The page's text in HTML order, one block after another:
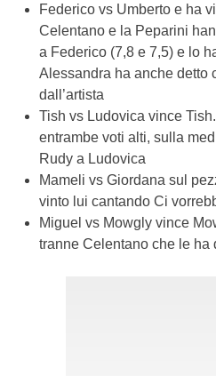
Federico vs Umberto e ha
Celentano e la Peparini
a Federico (7,8 e 7,5) e lo
Alessandra ha anche detto
dall’artista
Tish vs Ludovica vince
entrambe voti alti, sulla
Rudy a Ludovica
Mameli vs Giordana sul
vinto lui cantando Ci
Miguel vs Mowgly vince
tranne Celentano che le ha